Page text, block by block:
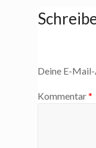
Deine E-
Kommentar*